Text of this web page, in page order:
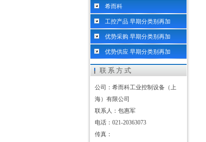
希而科
工控产品 早期分类别再加
优势采购 早期分类别再加
优势供应 早期分类别再加
联系方式
公司：希而科工业控制设备（上
海）有限公司
联系人：包惠军
电话：021-20363073
传真：